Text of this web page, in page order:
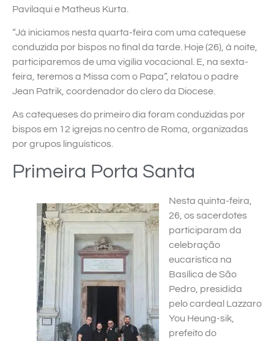
Pavilaqui e Matheus Kurta.
“Já iniciamos nesta quarta-feira com uma catequese
conduzida por bispos no final da tarde. Hoje (26), à noite,
participaremos de uma vigília vocacional. E, na sexta-
feira, teremos a Missa com o Papa”, relatou o padre
Jean Patrik, coordenador do clero da Diocese.
As catequeses do primeiro dia foram conduzidas por
bispos em 12 igrejas no centro de Roma, organizadas
por grupos linguísticos.
Primeira Porta Santa
Nesta quinta-feira,
26, os sacerdotes
participaram da
celebração
eucarística na
Basílica de São
Pedro, presidida
pelo cardeal Lazzaro
You Heung-sik,
prefeito do